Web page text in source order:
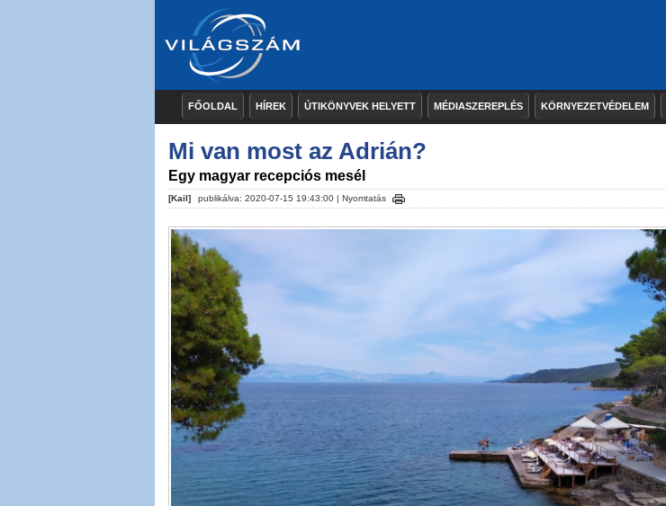
FŐOLDAL HÍREK ÚTIKÖNYVEK HELYETT MÉDIASZEREPLÉS KÖRNYEZETVÉDELEM
Mi van most az Adrián?
Egy magyar recepciós mesél
[Kail] publikálva: 2020-07-15 19:43:00 | Nyomtatás